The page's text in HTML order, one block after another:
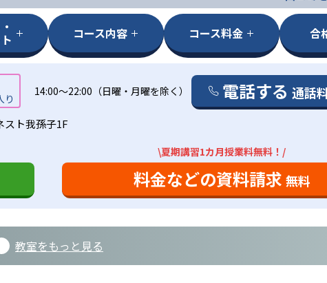
コース内容 コース料金 合
14:00〜22:00（日曜・月曜を除く） 電話する 通話
スト我孫子1F
\夏期講習1カ月授業料無料！/
料金などの資料請求 無料
教室をもっと見る